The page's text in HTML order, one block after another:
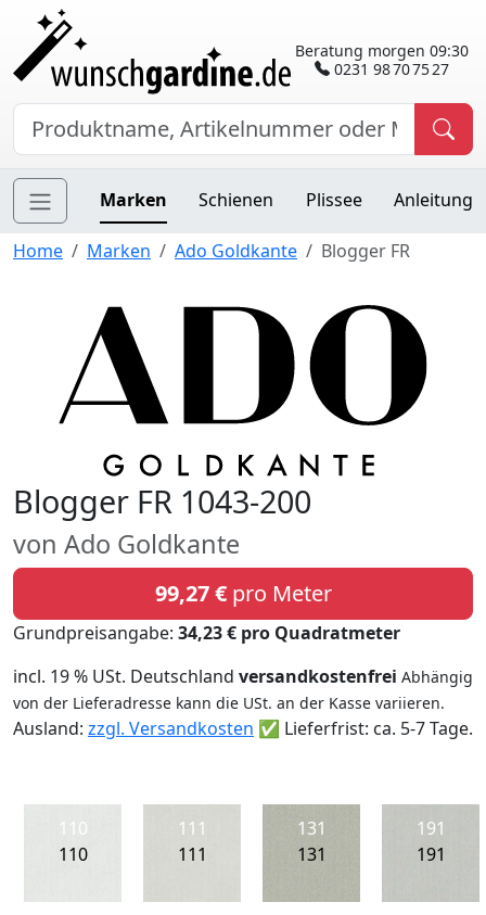
Beratung morgen 09:30
0231 98 70 75 27
Marken Schienen Plissee Anleitung
Home Marken Ado Goldkante Blogger FR
Blogger FR 1043-200
von Ado Goldkante
99,27 €pro Meter
Grundpreisangabe: 34,23 € pro Quadratmeter
incl. 19 % USt. Deutschland versandkostenfrei Abhängig
von der Lieferadresse kann die USt. an der Kasse variieren.
Ausland: zzgl. Versandkosten ✅ Lieferfrist: ca. 5-7 Tage.
110
110
111
111
131
131
191
191